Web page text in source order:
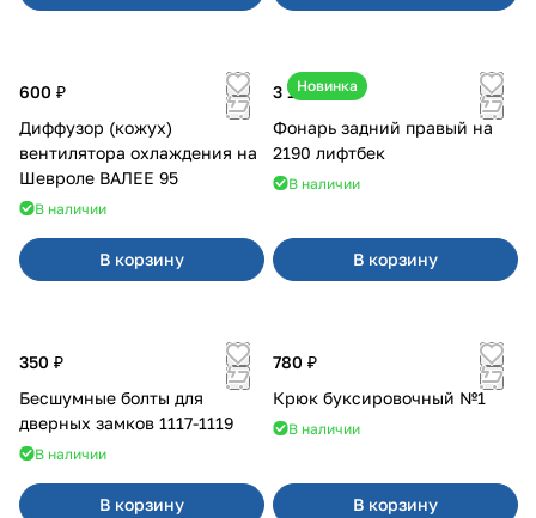
600 ₽
Диффузор (кожух)
вентилятора охлаждения на
Шевроле ВАЛЕЕ 95
В наличии
В корзину
Новинка
3 100 ₽
Фонарь задний правый на
2190 лифтбек
В наличии
В корзину
350 ₽
Бесшумные болты для
дверных замков 1117-1119
В наличии
В корзину
780 ₽
Крюк буксировочный №1
В наличии
В корзину